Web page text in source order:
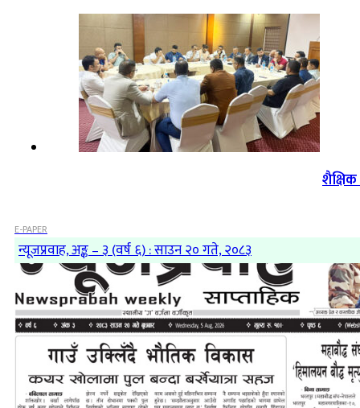
E-PAPER
न्यूजप्रवाह, अङ्क – ३ (वर्ष ६) : साउन २० गते, २०८३